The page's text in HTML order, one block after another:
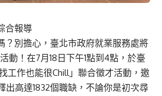
合報導
？別擔心，臺北市政府就業服務處將
動！在7月18日下午1點到4點，於臺
工作也能很Chill」聯合徵才活動，邀
出高達1832個職缺，不論你是初次尋